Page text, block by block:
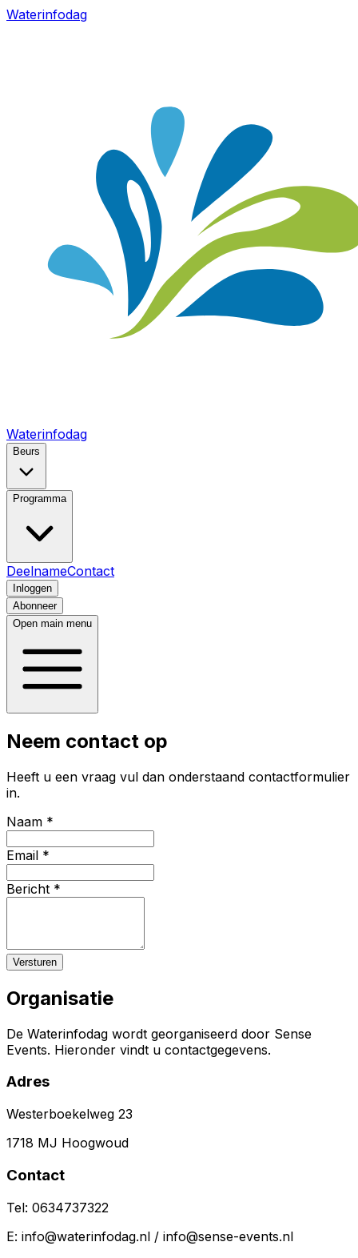
Waterinfodag
Waterinfodag
Beurs
Programma
DeelnameContact
Inloggen
Abonneer
Open main menu
Neem contact op
Heeft u een vraag vul dan onderstaand contactformulier
in.
Naam *
Email *
Bericht *
Versturen
Organisatie
De Waterinfodag wordt georganiseerd door Sense
Events. Hieronder vindt u contactgegevens.
Adres
Westerboekelweg 23
1718 MJ Hoogwoud
Contact
Tel: 0634737322
E: info@waterinfodag.nl / info@sense-events.nl